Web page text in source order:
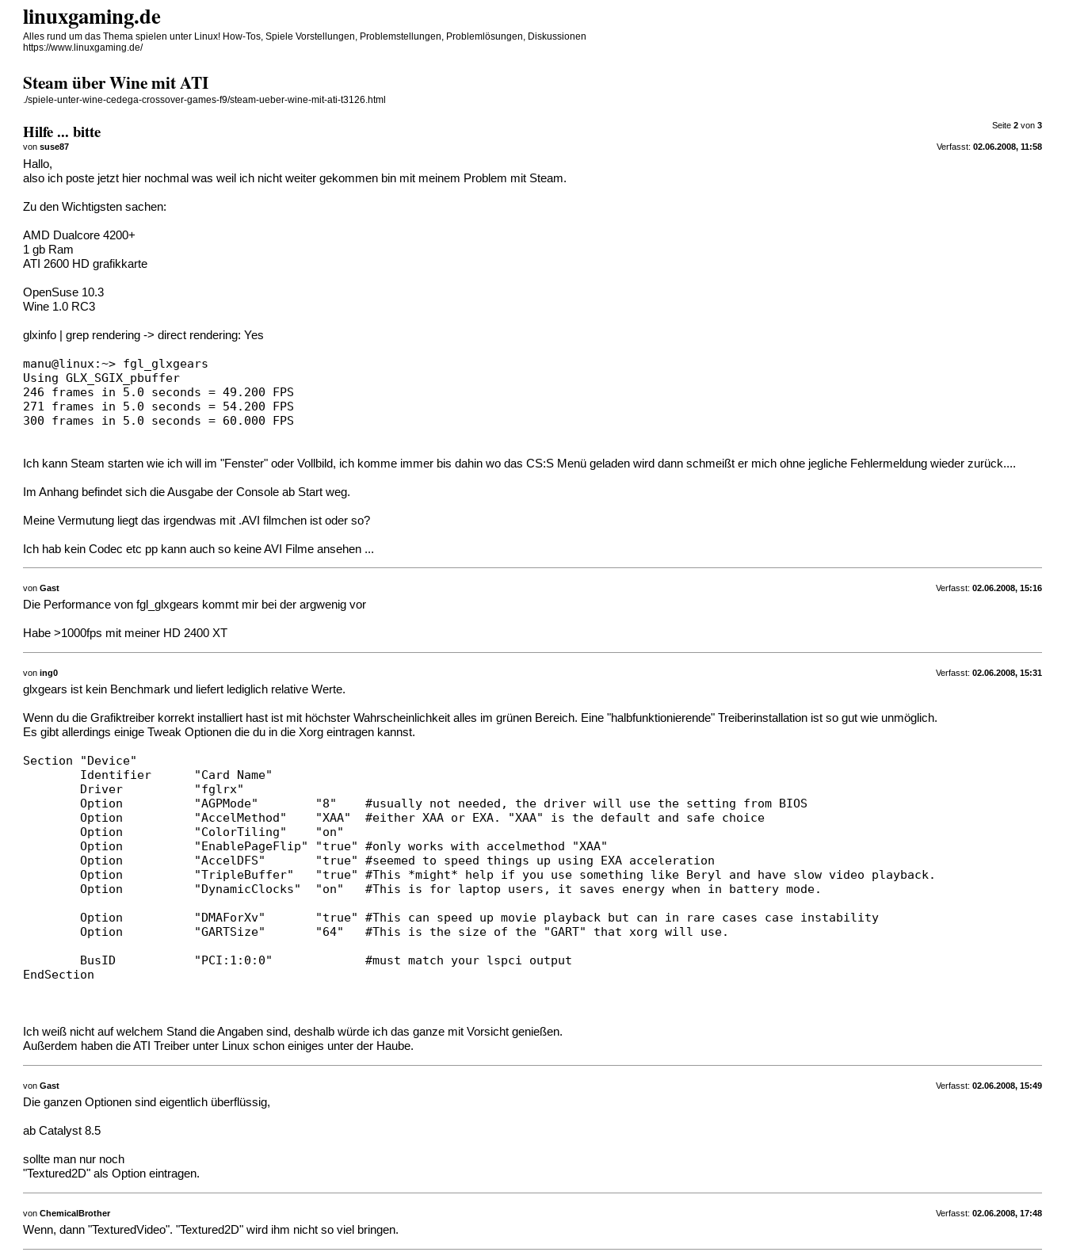
linuxgaming.de
Alles rund um das Thema spielen unter Linux! How-Tos, Spiele Vorstellungen, Problemstellungen, Problemlösungen, Diskussionen
https://www.linuxgaming.de/
Steam über Wine mit ATI
./spiele-unter-wine-cedega-crossover-games-f9/steam-ueber-wine-mit-ati-t3126.html
Seite 2von 3
Hilfe ... bitte
Verfasst: 02.06.2008, 11:58
vonsuse87
Hallo,
also ich poste jetzt hier nochmal was weil ich nicht weiter gekommen bin mit meinem Problem mit Steam.
Zu den Wichtigsten sachen:
AMD Dualcore 4200+
1 gb Ram
ATI 2600 HD grafikkarte
OpenSuse 10.3
Wine 1.0 RC3
glxinfo | grep rendering -> direct rendering: Yes
manu@linux:~> fgl_glxgears
Using GLX_SGIX_pbuffer
246 frames in 5.0 seconds = 49.200 FPS
271 frames in 5.0 seconds = 54.200 FPS
300 frames in 5.0 seconds = 60.000 FPS
Ich kann Steam starten wie ich will im "Fenster" oder Vollbild, ich komme immer bis dahin wo das CS:S Menü geladen wird dann schmeißt er mich ohne jegliche Fehlermeldung wieder zurück....
Im Anhang befindet sich die Ausgabe der Console ab Start weg.
Meine Vermutung liegt das irgendwas mit .AVI filmchen ist oder so?
Ich hab kein Codec etc pp kann auch so keine AVI Filme ansehen ...
Verfasst: 02.06.2008, 15:16
vonGast
Die Performance von fgl_glxgears kommt mir bei der argwenig vor
Habe >1000fps mit meiner HD 2400 XT
Verfasst: 02.06.2008, 15:31
voning0
glxgears ist kein Benchmark und liefert lediglich relative Werte.
Wenn du die Grafiktreiber korrekt installiert hast ist mit höchster Wahrscheinlichkeit alles im grünen Bereich. Eine "halbfunktionierende" Treiberinstallation ist so gut wie unmöglich.
Es gibt allerdings einige Tweak Optionen die du in die Xorg eintragen kannst.
Section "Device"
Identifier "Card Name"
Driver "fglrx"
Option "AGPMode" "8" #usually not needed, the driver will use the setting from BIOS
Option "AccelMethod" "XAA" #either XAA or EXA. "XAA" is the default and safe choice
Option "ColorTiling" "on"
Option "EnablePageFlip" "true" #only works with accelmethod "XAA"
Option "AccelDFS" "true" #seemed to speed things up using EXA acceleration
Option "TripleBuffer" "true" #This *might* help if you use something like Beryl and have slow video playback.
Option "DynamicClocks" "on" #This is for laptop users, it saves energy when in battery mode.
Option "DMAForXv" "true" #This can speed up movie playback but can in rare cases case instability
Option "GARTSize" "64" #This is the size of the "GART" that xorg will use.
BusID "PCI:1:0:0" #must match your lspci output
EndSection
Ich weiß nicht auf welchem Stand die Angaben sind, deshalb würde ich das ganze mit Vorsicht genießen.
Außerdem haben die ATI Treiber unter Linux schon einiges unter der Haube.
Verfasst: 02.06.2008, 15:49
vonGast
Die ganzen Optionen sind eigentlich überflüssig,
ab Catalyst 8.5
sollte man nur noch
"Textured2D" als Option eintragen.
Verfasst: 02.06.2008, 17:48
vonChemicalBrother
Wenn, dann "TexturedVideo". "Textured2D" wird ihm nicht so viel bringen.